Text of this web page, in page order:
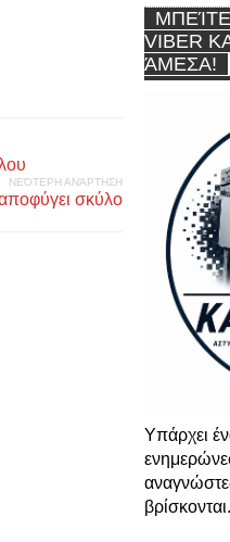
ΝΕΌΤΕΡΗ ΑΝΆΡΤΗΣΗ
σκύλο
VIBER
ΆΜΕΣΑ!
Υπάρχει
βρίσκονται.